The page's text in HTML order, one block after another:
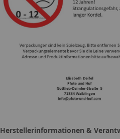
Herstellerinformationen &